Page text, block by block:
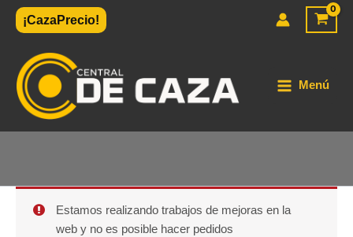
¡CazaPrecio!
Menú
Estamos realizando trabajos de mejoras en la
web y no es posible hacer pedidos